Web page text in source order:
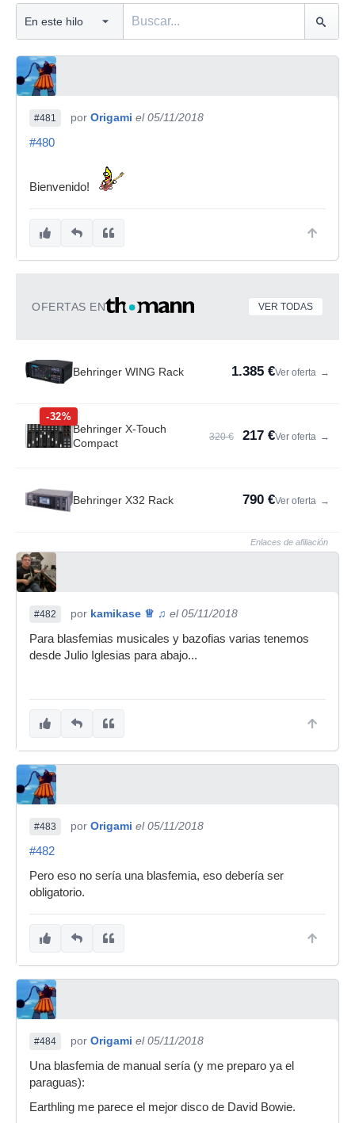
#481 por Origami el 05/11/2018
#480
Bienvenido!
OFERTAS EN VER TODAS
Behringer WING Rack 1.385 €Ver oferta →
-32%
Behringer X-Touch
Compact
320 € 217 €Ver oferta →
Behringer X32 Rack 790 €Ver oferta →
Enlaces de afiliación
#482 por kamikase ♕ ♫ el 05/11/2018
Para blasfemias musicales y bazofias varias tenemos
desde Julio Iglesias para abajo...
#483 por Origami el 05/11/2018
#482
Pero eso no sería una blasfemia, eso debería ser
obligatorio.
#484 por Origami el 05/11/2018
Una blasfemia de manual sería (y me preparo ya el
paraguas):
Earthling me parece el mejor disco de David Bowie.